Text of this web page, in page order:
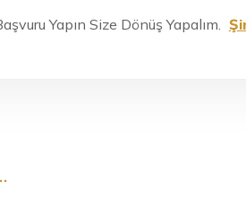
Yapın Size Dönüş Yapalım.